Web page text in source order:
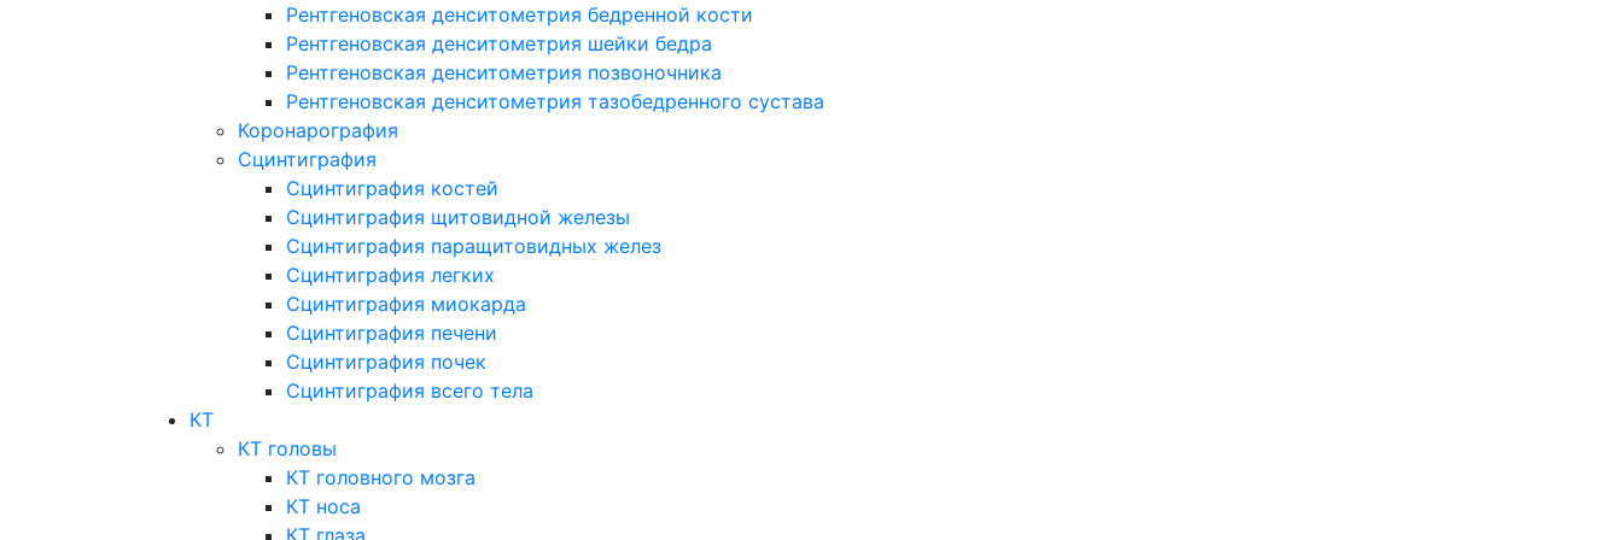
Рентгеновская денситометрия бедренной кости
Рентгеновская денситометрия шейки бедра
Рентгеновская денситометрия позвоночника
Рентгеновская денситометрия тазобедренного сустава
Коронарография
Сцинтиграфия
Сцинтиграфия костей
Сцинтиграфия щитовидной железы
Сцинтиграфия паращитовидных желез
Сцинтиграфия легких
Сцинтиграфия миокарда
Сцинтиграфия печени
Сцинтиграфия почек
Сцинтиграфия всего тела
КТ
КТ головы
КТ головного мозга
КТ носа
КТ глаза